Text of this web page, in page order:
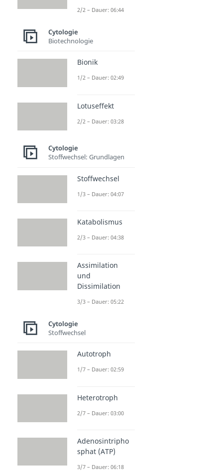
2/2 – Dauer: 06:44
Cytologie
Biotechnologie
Bionik
1/2 – Dauer: 02:49
Lotuseffekt
2/2 – Dauer: 03:28
Cytologie
Stoffwechsel: Grundlagen
Stoffwechsel
1/3 – Dauer: 04:07
Katabolismus
2/3 – Dauer: 04:38
Assimilation
und
Dissimilation
3/3 – Dauer: 05:22
Cytologie
Stoffwechsel
Autotroph
1/7 – Dauer: 02:59
Heterotroph
2/7 – Dauer: 03:00
Adenosintripho
sphat (ATP)
3/7 – Dauer: 06:18